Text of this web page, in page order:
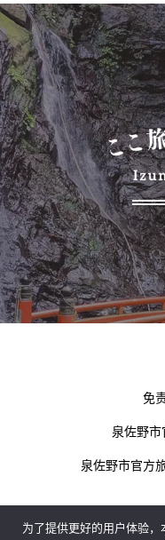
免
泉佐野
泉佐野市官方
为了提供更好的用户体验